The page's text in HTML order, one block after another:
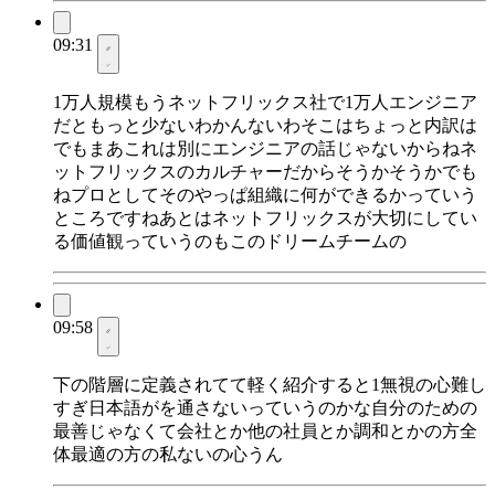
09:31
1万人規模もうネットフリックス社で1万人エンジニア
だともっと少ないわかんないわそこはちょっと内訳は
でもまあこれは別にエンジニアの話じゃないからねネ
ットフリックスのカルチャーだからそうかそうかでも
ねプロとしてそのやっぱ組織に何ができるかっていう
ところですねあとはネットフリックスが大切にしてい
る価値観っていうのもこのドリームチームの
09:58
下の階層に定義されてて軽く紹介すると1無視の心難し
すぎ日本語がを通さないっていうのかな自分のための
最善じゃなくて会社とか他の社員とか調和とかの方全
体最適の方の私ないの心うん